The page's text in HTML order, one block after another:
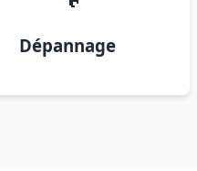
Dépannage